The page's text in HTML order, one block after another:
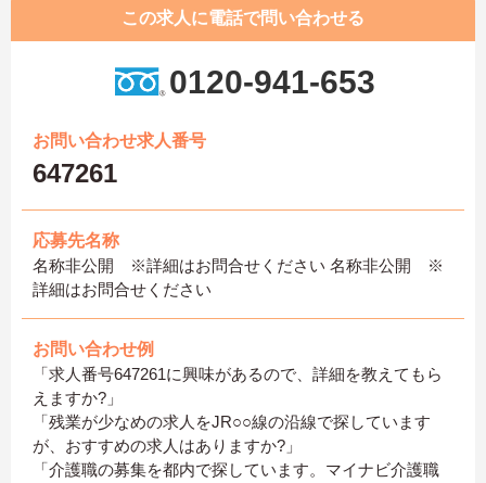
この求人に電話で問い合わせる
0120-941-653
お問い合わせ求人番号
647261
応募先名称
名称非公開 ※詳細はお問合せください 名称非公開 ※
詳細はお問合せください
お問い合わせ例
「求人番号647261に興味があるので、詳細を教えてもら
えますか?」
「残業が少なめの求人をJR○○線の沿線で探しています
が、おすすめの求人はありますか?」
「介護職の募集を都内で探しています。マイナビ介護職